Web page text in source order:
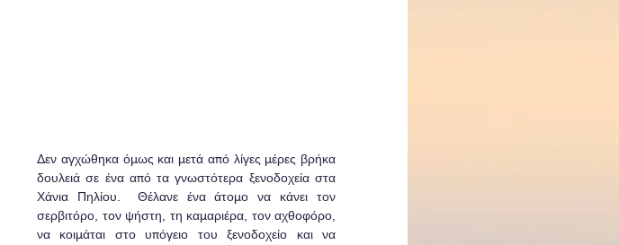
Δεν αγχώθηκα όμως και μετά από λίγες μέρες βρήκα
δουλειά σε ένα από τα γνωστότερα ξενοδοχεία στα
Χάνια Πηλίου.  Θέλανε ένα άτομο να κάνει τον
σερβιτόρο, τον ψήστη, τη καμαριέρα, τον αχθοφόρο,
να κοιμάται στο υπόγειο του ξενοδοχείο και να